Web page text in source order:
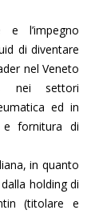
e l’impegno
di diventare
nel Veneto
nei settori
ed in
e fornitura di
in quanto
holding di
(titolare e